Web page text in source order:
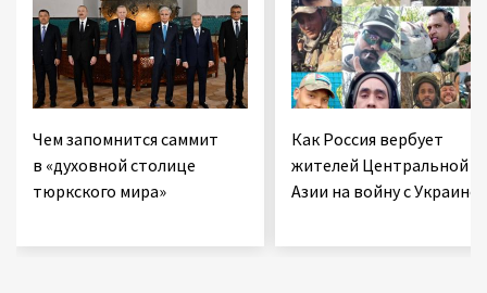
Чем запомнится саммит
в «духовной столице
тюркского мира»
Как Россия вербует
жителей Центральной
Азии на войну с